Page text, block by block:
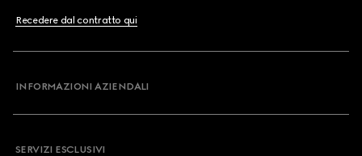
Recedere dal contratto qui
INFORMAZIONI AZIENDALI
SERVIZI ESCLUSIVI